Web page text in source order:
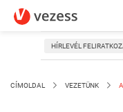
HÍRLEVÉL
CÍMOLDAL VEZETÜNK